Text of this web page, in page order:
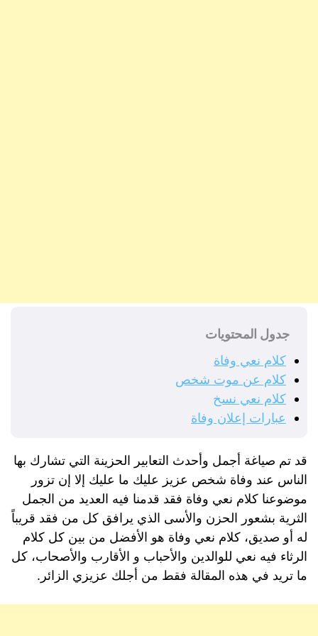
جدول المحتويات
كلام نعي وفاة
كلام عن موت شخص
كلام نعي نسخ
عبارات إعلان وفاة
قد تم صياغة أجمل وأحدث التعابير الحزينة التي تشارك بها
الناس عند وفاة شخص عزيز عليك ما عليك إلا إن تزور
موضوعنا كلام نعي وفاة فقد قدمنا فيه العديد من الجمل
الثرية بشعور الحزن والأسى الذي يرافق كل من فقد قريباً
له أو صديق، كلام نعي وفاة هو الأفضل من بين كل كلام
الرثاء فيه نعي للوالدين والأحباب و الأقارب والأصحاب، كل
ما تريد في هذه المقالة فقط من أجلك عزيزي الزائر.